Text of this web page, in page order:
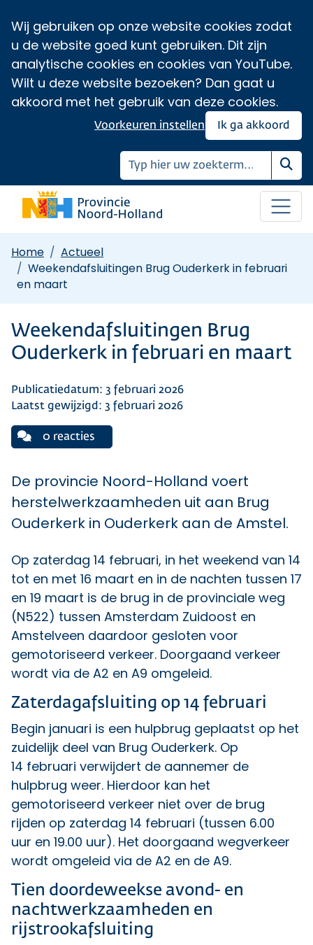
Wij gebruiken op onze website cookies zodat
u de website goed kunt gebruiken. Dit zijn
analytische cookies en cookies van YouTube.
Wilt u deze website bezoeken? Dan gaat u
akkoord met het gebruik van deze cookies.
Ik ga akkoord
Voorkeuren instellen
Home
Actueel
Weekendafsluitingen Brug Ouderkerk in februari
en maart
Weekendafsluitingen Brug
Ouderkerk in februari en maart
Publicatiedatum: 3 februari 2026
Laatst gewijzigd: 3 februari 2026
0 reacties
De provincie Noord-Holland voert
herstelwerkzaamheden uit aan Brug
Ouderkerk in Ouderkerk aan de Amstel.
Op zaterdag 14 februari, in het weekend van 14
tot en met 16 maart en in de nachten tussen 17
en 19 maart is de brug in de provinciale weg
(N522) tussen Amsterdam Zuidoost en
Amstelveen daardoor gesloten voor
gemotoriseerd verkeer. Doorgaand verkeer
wordt via de A2 en A9 omgeleid.
Zaterdagafsluiting op 14 februari
Begin januari is een hulpbrug geplaatst op het
zuidelijk deel van Brug Ouderkerk. Op
14 februari verwijdert de aannemer de
hulpbrug weer. Hierdoor kan het
gemotoriseerd verkeer niet over de brug
rijden op zaterdag 14 februari (tussen 6.00
uur en 19.00 uur). Het doorgaand wegverkeer
wordt omgeleid via de A2 en de A9.
Tien doordeweekse avond- en
nachtwerkzaamheden en
rijstrookafsluiting